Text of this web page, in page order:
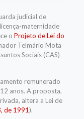
judicial de
maternidade
o Projeto de Lei do
Telmário Mota
Sociais (CAS)
remunerado
anos. A proposta,
altera a Lei de
de 1991).